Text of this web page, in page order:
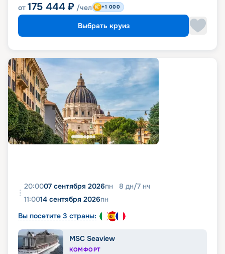
от 175 444 ₽ /чел +1 000
Выбрать круиз
20:0007 сентября 2026пн 8 дн/7 нч
11:0014 сентября 2026пн
Вы посетите 3 страны:
MSC Seaview
КОМФОРТ